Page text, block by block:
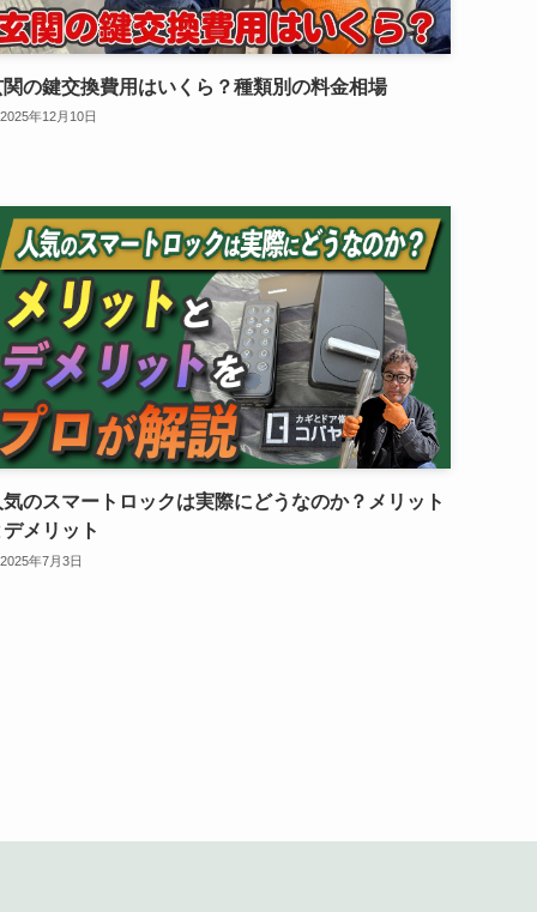
の鍵交換費用はいくら？種類別の料金相場
2025年12月10日
のスマートロックは実際にどうなのか？メリット
メリット
2025年7月3日